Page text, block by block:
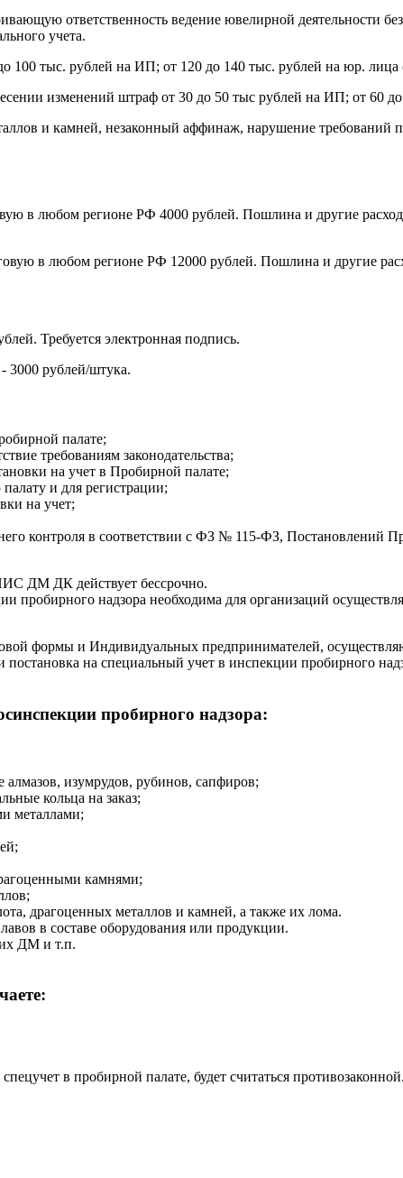
ответственность ведение ювелирной деятельности
учета.
100 тыс. рублей на ИП; от 120 до 140 тыс. рублей на юр.
изменений штраф от 30 до 50 тыс рублей на ИП; от 60
и камней, незаконный аффинаж, нарушение
в любом регионе РФ 4000 рублей. Пошлина и другие
в любом регионе РФ 12000 рублей. Пошлина и другие
Требуется электронная подпись.
3000 рублей/штука.
палате;
требованиям законодательства;
на учет в Пробирной палате;
и для регистрации;
на учет;
контроля в соответствии с ФЗ № 115-ФЗ, Постановлений
ДМ ДК действует бессрочно.
пробирного надзора необходима для организаций
формы и Индивидуальных предпринимателей,
на специальный учет в инспекции пробирного
пробирного надзора:
изумрудов, рубинов, сапфиров;
кольца на заказ;
металлами;
камнями;
драгоценных металлов и камней, а также их лома.
в составе оборудования или продукции.
ДМ и т.п.
в пробирной палате, будет считаться противозаконной.